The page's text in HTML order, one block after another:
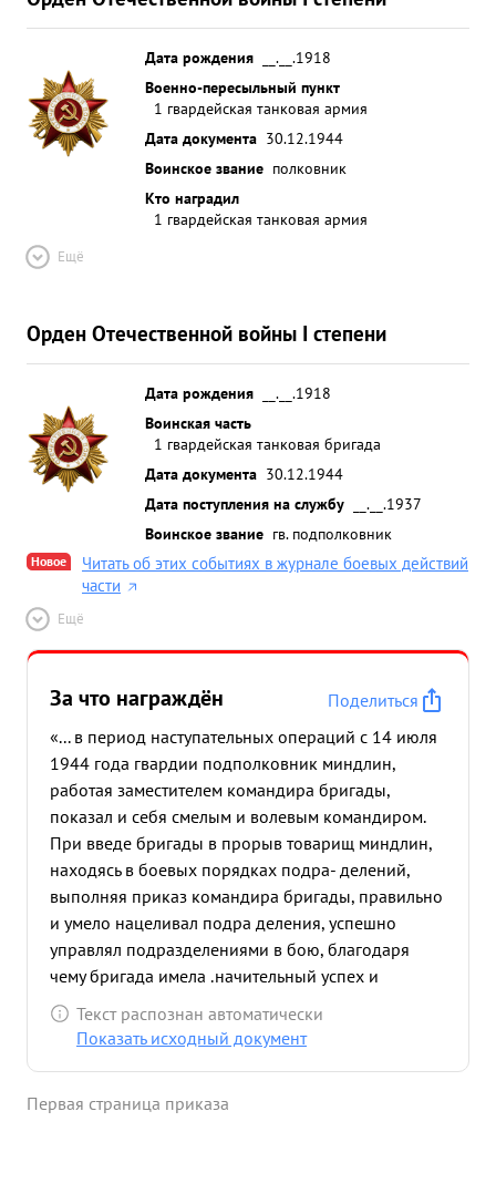
Дата рождения
__.__.1918
Военно-пересыльный пункт
1 гвардейская танковая армия
Дата документа 30.12.1944
Воинское звание полковник
Кто наградил
1 гвардейская танковая армия
Ещё
Орден Отечественной войны I степени
Дата рождения
__.__.1918
Воинская часть
1 гвардейская танковая бригада
Дата документа 30.12.1944
Дата поступления на службу
__.__.1937
Воинское звание гв. подполковник
Новое
Читать об этих событиях в журнале боевых действий
части
Ещё
За что награждён
Поделиться
«... в период наступательных операций с 14 июля
1944 года гвардии подполковник миндлин,
работая заместителем командира бригады,
показал и себя смелым и волевым командиром.
При введе бригады в прорыв товарищ миндлин,
находясь в боевых порядках подра- делений,
выполняя приказ командира бригады, правильно
и умело нацеливал подра деления, успешно
управлял подразделениями в бою, благодаря
чему бригада имела .начительный успех и
наносила большой ушерб противнику в живой
силе и технике. 15:7.44 года командир бригады
года по 10 августа под его командованием
Текст распознан автоматически
Показать исходный документ
Первая страница приказа